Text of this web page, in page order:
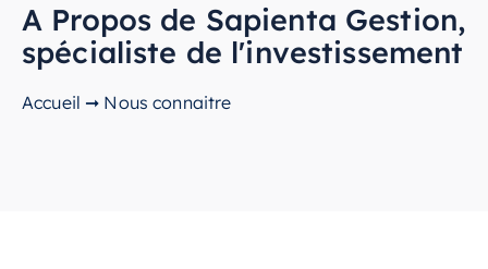
A Propos de Sapienta Gestion,
spécialiste de l'investissement
Accueil ➞ Nous connaitre